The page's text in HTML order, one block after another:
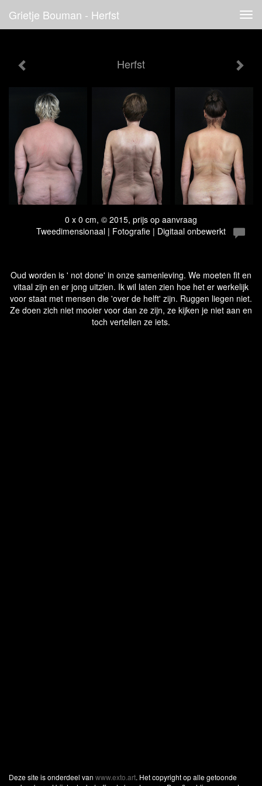
Grietje Bouman - Herfst
Herfst
0 x 0 cm, © 2015, prijs op aanvraag
Tweedimensionaal | Fotografie | Digitaal onbewerkt
Oud worden is ' not done' in onze samenleving. We moeten fit en
vitaal zijn en er jong uitzien. Ik wil laten zien hoe het er werkelijk
voor staat met mensen die 'over de helft' zijn. Ruggen liegen niet.
Ze doen zich niet mooier voor dan ze zijn, ze kijken je niet aan en
toch vertellen ze iets.
Deze site is onderdeel van www.exto.art. Het copyright op alle getoonde